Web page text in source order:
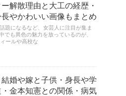
解散理由と大工の経歴・
やかわいい画像もまとめ
題になるなど、女芸人に注目が集ま
でも異色の魅力を放っているのが、
ールや高校な
婚や嫁と子供・身長や学
金本知憲との関係・病気